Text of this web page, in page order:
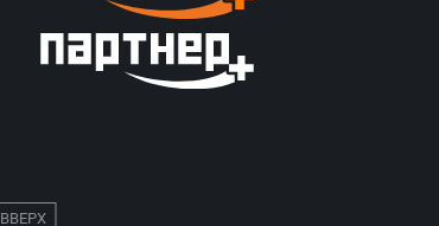
ВВЕРХ